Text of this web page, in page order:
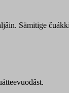
Sämitige